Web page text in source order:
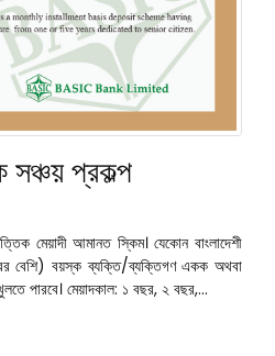
সঞ্চয় প্রকল্প
বেশি) বয়স্ক ব্যক্তি/ব্যক্তিগণ একক অথবা
যৌথ নামে এই স্কিমের অধীনে হিসাব খুলতে পারবে। মেয়াদকাল: ১ বছর, ২ বছর,...